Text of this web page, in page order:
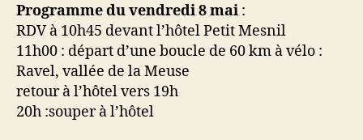
Programme du vendredi 8 mai :
RDV à 10h45 devant l’hôtel Petit Mesnil
11h00 : départ d’une boucle de 60 km à vélo :
Ravel, vallée de la Meuse
retour à l’hôtel vers 19h
20h :souper à l’hôtel